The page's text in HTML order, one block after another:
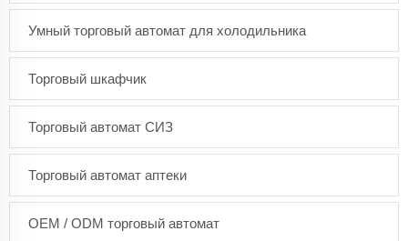
Умный торговый автомат для холодильника
Торговый шкафчик
Торговый автомат СИЗ
Торговый автомат аптеки
OEM / ODM торговый автомат